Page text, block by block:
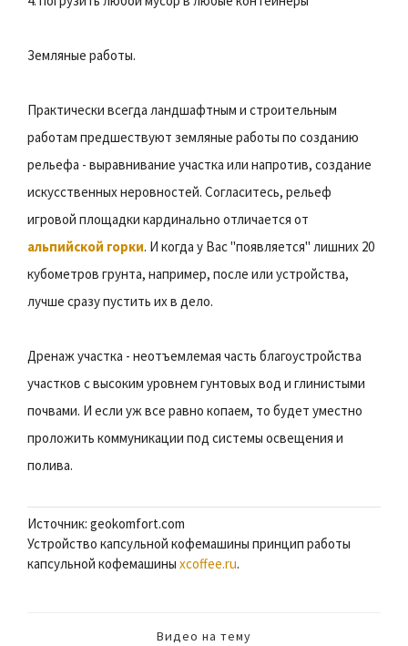
Земляные работы.
Практически всегда ландшафтным и строительным
работам предшествуют земляные работы по созданию
рельефа - выравнивание участка или напротив, создание
искусственных неровностей. Согласитесь, рельеф
игровой площадки кардинально отличается от
альпийской горки. И когда у Вас "появляется" лишних 20
кубометров грунта, например, после или устройства,
лучше сразу пустить их в дело.
Дренаж участка - неотъемлемая часть благоустройства
участков с высоким уровнем гунтовых вод и глинистыми
почвами. И если уж все равно копаем, то будет уместно
проложить коммуникации под системы освещения и
полива.
Источник: geokomfort.com
Устройство капсульной кофемашины принцип работы
капсульной кофемашины xcoffee.ru.
Видео на тему